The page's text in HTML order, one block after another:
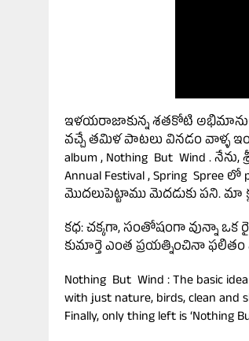
ఇళయరాజాకున్న శతకోటి
వచ్చే తమిళ పాటలు వినడం వాళ్ళ
album , Nothing But Wind .
Annual Festival , Spring
మొదలుపెట్టాము మెదడుకు పని. మా
కధ: చక్కగా, సంతోషంగా వున్నా ఒక
కుమార్తె ఎంత ప్రయత్నించినా
Nothing But Wind : The basic
with just nature, birds, clean and
Finally, only thing left is ‘Nothing